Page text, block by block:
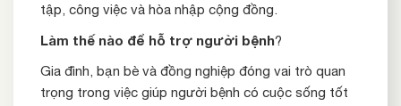
tập, công việc và hòa nhập cộng đồng.
Làm thế nào để hỗ trợ người bệnh?
Gia đình, bạn bè và đồng nghiệp đóng vai trò quan
trọng trong việc giúp người bệnh có cuộc sống tốt